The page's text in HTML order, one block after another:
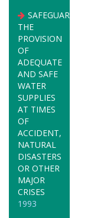
SAFEGUARDING
THE
PROVISION
OF
ADEQUATE
AND SAFE
WATER
SUPPLIES
AT TIMES
OF
ACCIDENT,
NATURAL
DISASTERS
OR OTHER
MAJOR
CRISES
1993